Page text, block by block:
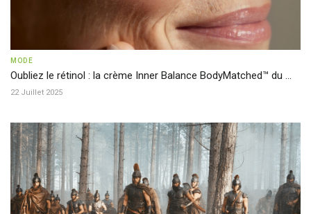
MODE
Oubliez le rétinol : la crème Inner Balance BodyMatched™ du ...
22 Juillet 2025